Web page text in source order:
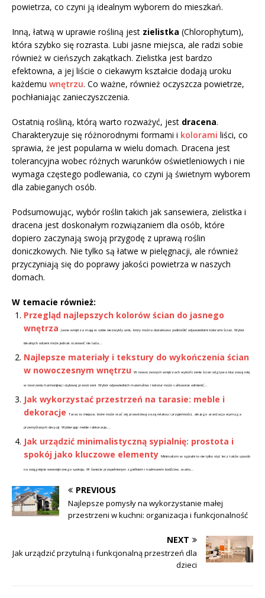
powietrza, co czyni ją idealnym wyborem do mieszkań.
Inną, łatwą w uprawie rośliną jest zielistka (Chlorophytum),
która szybko się rozrasta. Lubi jasne miejsca, ale radzi sobie
również w cieńszych zakątkach. Zielistka jest bardzo
efektowna, a jej liście o ciekawym kształcie dodają uroku
każdemu wnętrzu. Co ważne, również oczyszcza powietrze,
pochłaniając zanieczyszczenia.
Ostatnią rośliną, którą warto rozważyć, jest dracena.
Charakteryzuje się różnorodnymi formami i kolorami liści, co
sprawia, że jest popularna w wielu domach. Dracena jest
tolerancyjna wobec różnych warunków oświetleniowych i nie
wymaga częstego podlewania, co czyni ją świetnym wyborem
dla zabieganych osób.
Podsumowując, wybór roślin takich jak sansewiera, zielistka i
dracena jest doskonałym rozwiązaniem dla osób, które
dopiero zaczynają swoją przygodę z uprawą roślin
doniczkowych. Nie tylko są łatwe w pielęgnacji, ale również
przyczyniają się do poprawy jakości powietrza w naszych
domach.
W temacie również:
Przegląd najlepszych kolorów ścian do jasnego
wnętrza
Jasne wnętrza mają w sobie niezwykły urok, który można dodatkowo podkreślić odpowiednimi kolorami ścian. Wybór
idealnych odcieni może jednak stanowić nie lada...
Najlepsze materiały i tekstury do wykończenia ścian
w nowoczesnym wnętrzu
W nowoczesnych wnętrzach wykończenie ścian odgrywa kluczową rolę
w tworzeniu harmonijnej i stylowej przestrzeni. Wybór odpowiednich materiałów i tekstur może całkowicie odmienić...
Jak wykorzystać przestrzeń na tarasie: meble i
dekoracje
Taras to miejsce, które może stać się prawdziwą oazą relaksu i przyjemności, ale jego aranżacja wymaga
przemyślanych decyzji. Wybierając meble i dekoracje,...
Jak urządzić minimalistyczną sypialnię: prostota i
spokój jako kluczowe elementy Minimalizm w sypialni to nie tylko styl, lecz także sposób
na osiągnięcie wewnętrznego spokoju. W świecie przepełnionym zgiełkiem i nadmiarem bodźców, warto...
PREVIOUS
Najlepsze pomysły na wykorzystanie małej
przestrzeni w kuchni: organizacja i funkcjonalność
NEXT
Jak urządzić przytulną i funkcjonalną przestrzeń dla
dzieci